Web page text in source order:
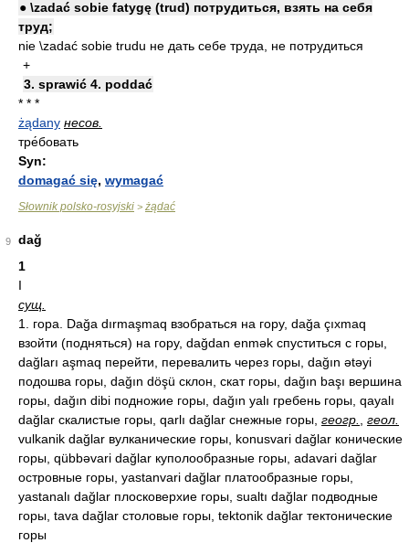
● \zadać sobie fatygę (trud) потрудиться, взять на себя
труд;
nie \zadać sobie trudu не дать себе труда, не потрудиться
+
3. sprawić 4. poddać
* * *
żądany несов.
тре́бовать
Syn:
domagać się, wymagać
Słownik polsko-rosyjski > żądać
9
dağ
1
I
сущ.
1. гора. Dağa dırmaşmaq взобраться на гору, dağa çıxmaq
взойти (подняться) на гору, dağdan enmək спуститься с горы,
dağları aşmaq перейти, перевалить через горы, dağın ətəyi
подошва горы, dağın döşü склон, скат горы, dağın başı вершина
горы, dağın dibi подножие горы, dağın yalı гребень горы, qayalı
dağlar скалистые горы, qarlı dağlar снежные горы, геогр.
геол.
vulkanik dağlar вулканические горы, konusvari dağlar конические
горы, qübbəvari dağlar куполообразные горы, adavari dağlar
островные горы, yastanvari dağlar платообразные горы,
yastanalı dağlar плосковерхие горы, sualtı dağlar подводные
горы, tava dağlar столовые горы, tektonik dağlar тектонические
горы